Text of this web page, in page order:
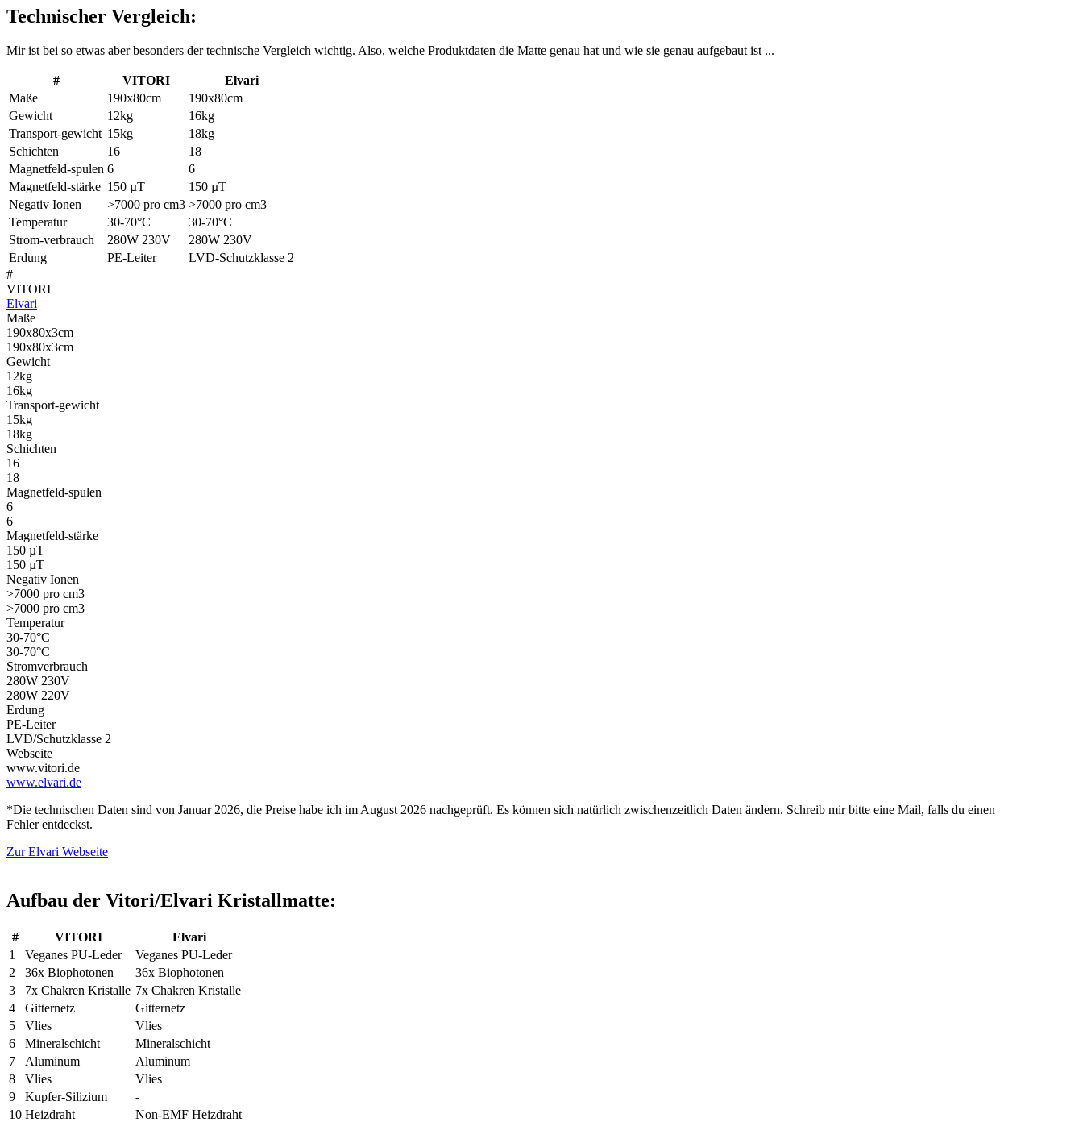
Technischer Vergleich:
Mir ist bei so etwas aber besonders der technische Vergleich wichtig. Also, welche Produktdaten die Matte genau hat und wie sie genau aufgebaut ist ...
# VITORI
Elvari
Maße
190x80cm
190x80cm
Gewicht
12kg
16kg
Transport-gewicht 15kg
18kg
Schichten
16
18
Magnetfeld-spulen 6
6
Magnetfeld-stärke 150 µT
150 µT
Negativ Ionen
>7000 pro cm3 >7000 pro cm3
Temperatur
30-70°C
30-70°C
Strom-verbrauch
280W 230V
280W 230V
Erdung
PE-Leiter
LVD-Schutzklasse 2
#
VITORI
Elvari
Maße
190x80x3cm
190x80x3cm
Gewicht
12kg
16kg
Transport-gewicht
15kg
18kg
Schichten
16
18
Magnetfeld-spulen
6
6
Magnetfeld-stärke
150 µT
150 µT
Negativ Ionen
>7000 pro cm3
>7000 pro cm3
Temperatur
30-70°C
30-70°C
Stromverbrauch
280W 230V
280W 220V
Erdung
PE-Leiter
LVD/Schutzklasse 2
Webseite
www.vitori.de
www.elvari.de
*Die technischen Daten sind von Januar 2026, die Preise habe ich im August 2026 nachgeprüft. Es können sich natürlich zwischenzeitlich Daten ändern. Schreib mir bitte eine Mail, falls du einen
Fehler entdeckst.
Zur Elvari Webseite
Aufbau der Vitori/Elvari Kristallmatte:
# VITORI
Elvari
1
Veganes PU-Leder
Veganes PU-Leder
2
36x Biophotonen
36x Biophotonen
3
7x Chakren Kristalle 7x Chakren Kristalle
4
Gitternetz
Gitternetz
5
Vlies
Vlies
6
Mineralschicht
Mineralschicht
7
Aluminum
Aluminum
8
Vlies
Vlies
9
Kupfer-Silizium
-
10 Heizdraht Non-EMF Heizdraht